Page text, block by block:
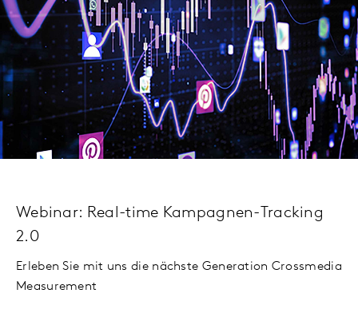
Webinar: Real-time Kampagnen-Tracking
2.0
Erleben Sie mit uns die nächste Generation Crossmedia
Measurement